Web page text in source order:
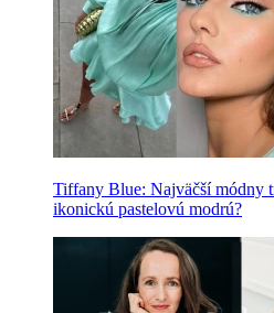
Tiffany Blue: Najväčší módny
ikonickú pastelovú modrú?